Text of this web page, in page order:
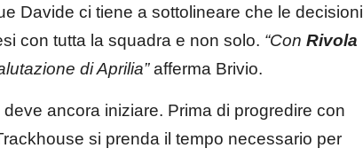
Davide ci tiene a sottolineare che le decisioni
con tutta la squadra e non solo. “Con Rivola
di Aprilia”afferma Brivio.
ancora iniziare. Prima di progredire con
si prenda il tempo necessario per